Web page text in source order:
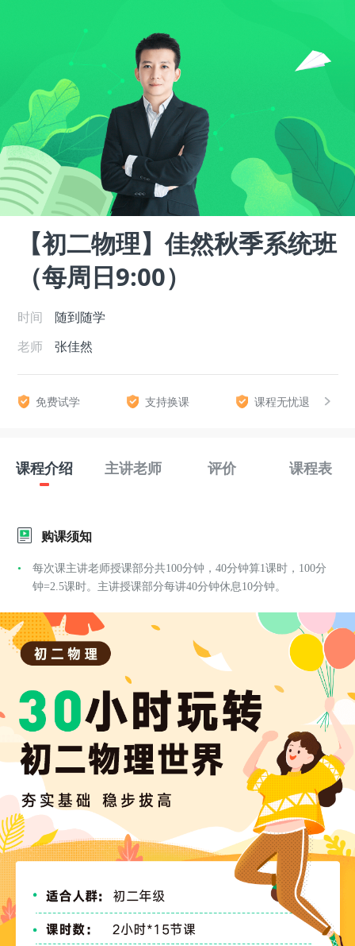
【初二物理】佳然秋季系统班
（每周日9:00）
时间
随到随学
老师
张佳然
免费试学 支持换课 课程无忧退
课程介绍 主讲老师 评价 课程表
购课须知
每次课主讲老师授课部分共100分钟，40分钟算1课时，100分
钟=2.5课时。主讲授课部分每讲40分钟休息10分钟。